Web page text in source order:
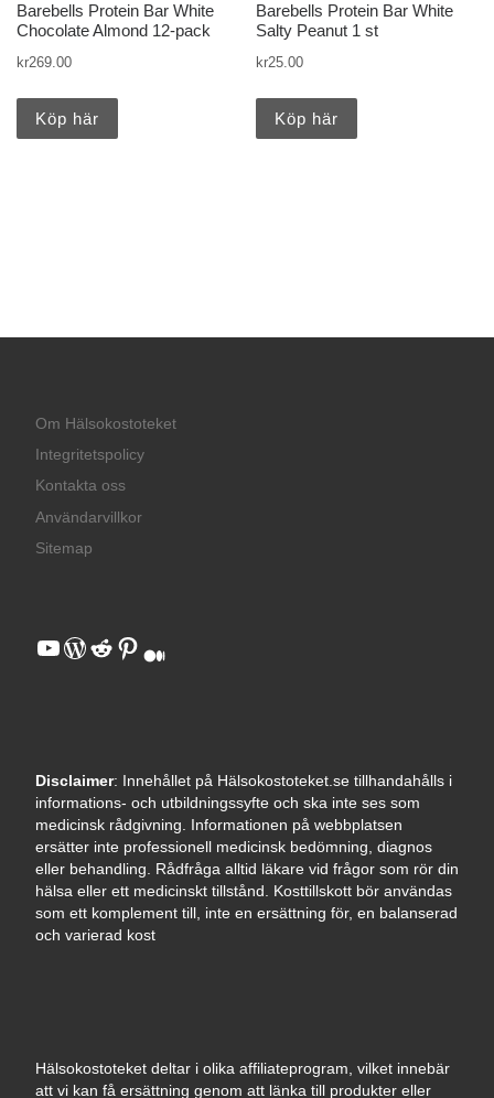
Barebells Protein Bar White
Chocolate Almond 12-pack
kr269.00
Köp här
Barebells Protein Bar White
Salty Peanut 1 st
kr25.00
Köp här
Om Hälsokostoteket
Integritetspolicy
Kontakta oss
Användarvillkor
Sitemap
YouTube
WordPress
Reddit
Pinterest
Medium
Disclaimer: Innehållet på Hälsokostoteket.se tillhandahålls i
informations- och utbildningssyfte och ska inte ses som
medicinsk rådgivning. Informationen på webbplatsen
ersätter inte professionell medicinsk bedömning, diagnos
eller behandling. Rådfråga alltid läkare vid frågor som rör din
hälsa eller ett medicinskt tillstånd. Kosttillskott bör användas
som ett komplement till, inte en ersättning för, en balanserad
och varierad kost
Hälsokostoteket deltar i olika affiliateprogram, vilket innebär
att vi kan få ersättning genom att länka till produkter eller